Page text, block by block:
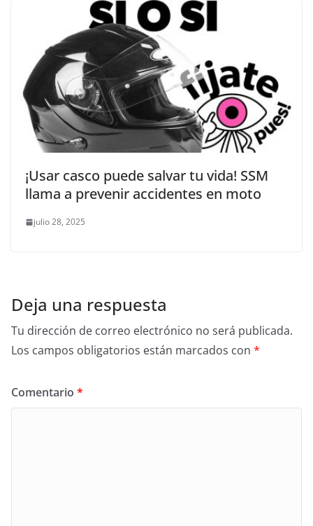
¡Usar casco puede salvar tu vida! SSM
llama a prevenir accidentes en moto
julio 28, 2025
Deja una respuesta
Tu dirección de correo electrónico no será publicada.
Los campos obligatorios están marcados con *
Comentario *